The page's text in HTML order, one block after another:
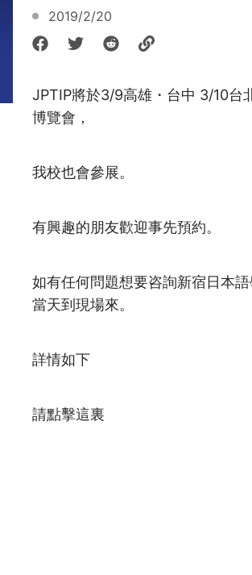
2019/2/20
JPTIP將於3/9高雄・台中 3/10台
博覽會，
我校也會參展。
有興趣的朋友歡迎事先預約。
如有任何問題想要咨詢新宿日本
當天到現場來。
詳情如下
請點擊這裏